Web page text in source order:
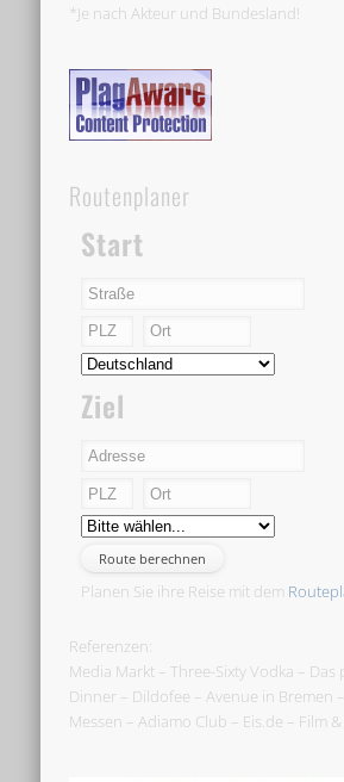
*Je nach Akteur und Bundesland!
Routenplaner
Start
Ziel
Planen Sie ihre Reise mit dem
Referenzen:
Media Markt – Three-Sixty Vodka – Das
Dinner – Dildofee – Avenue in Bremen
Messen – Adiamo Club – Eis.de – Film